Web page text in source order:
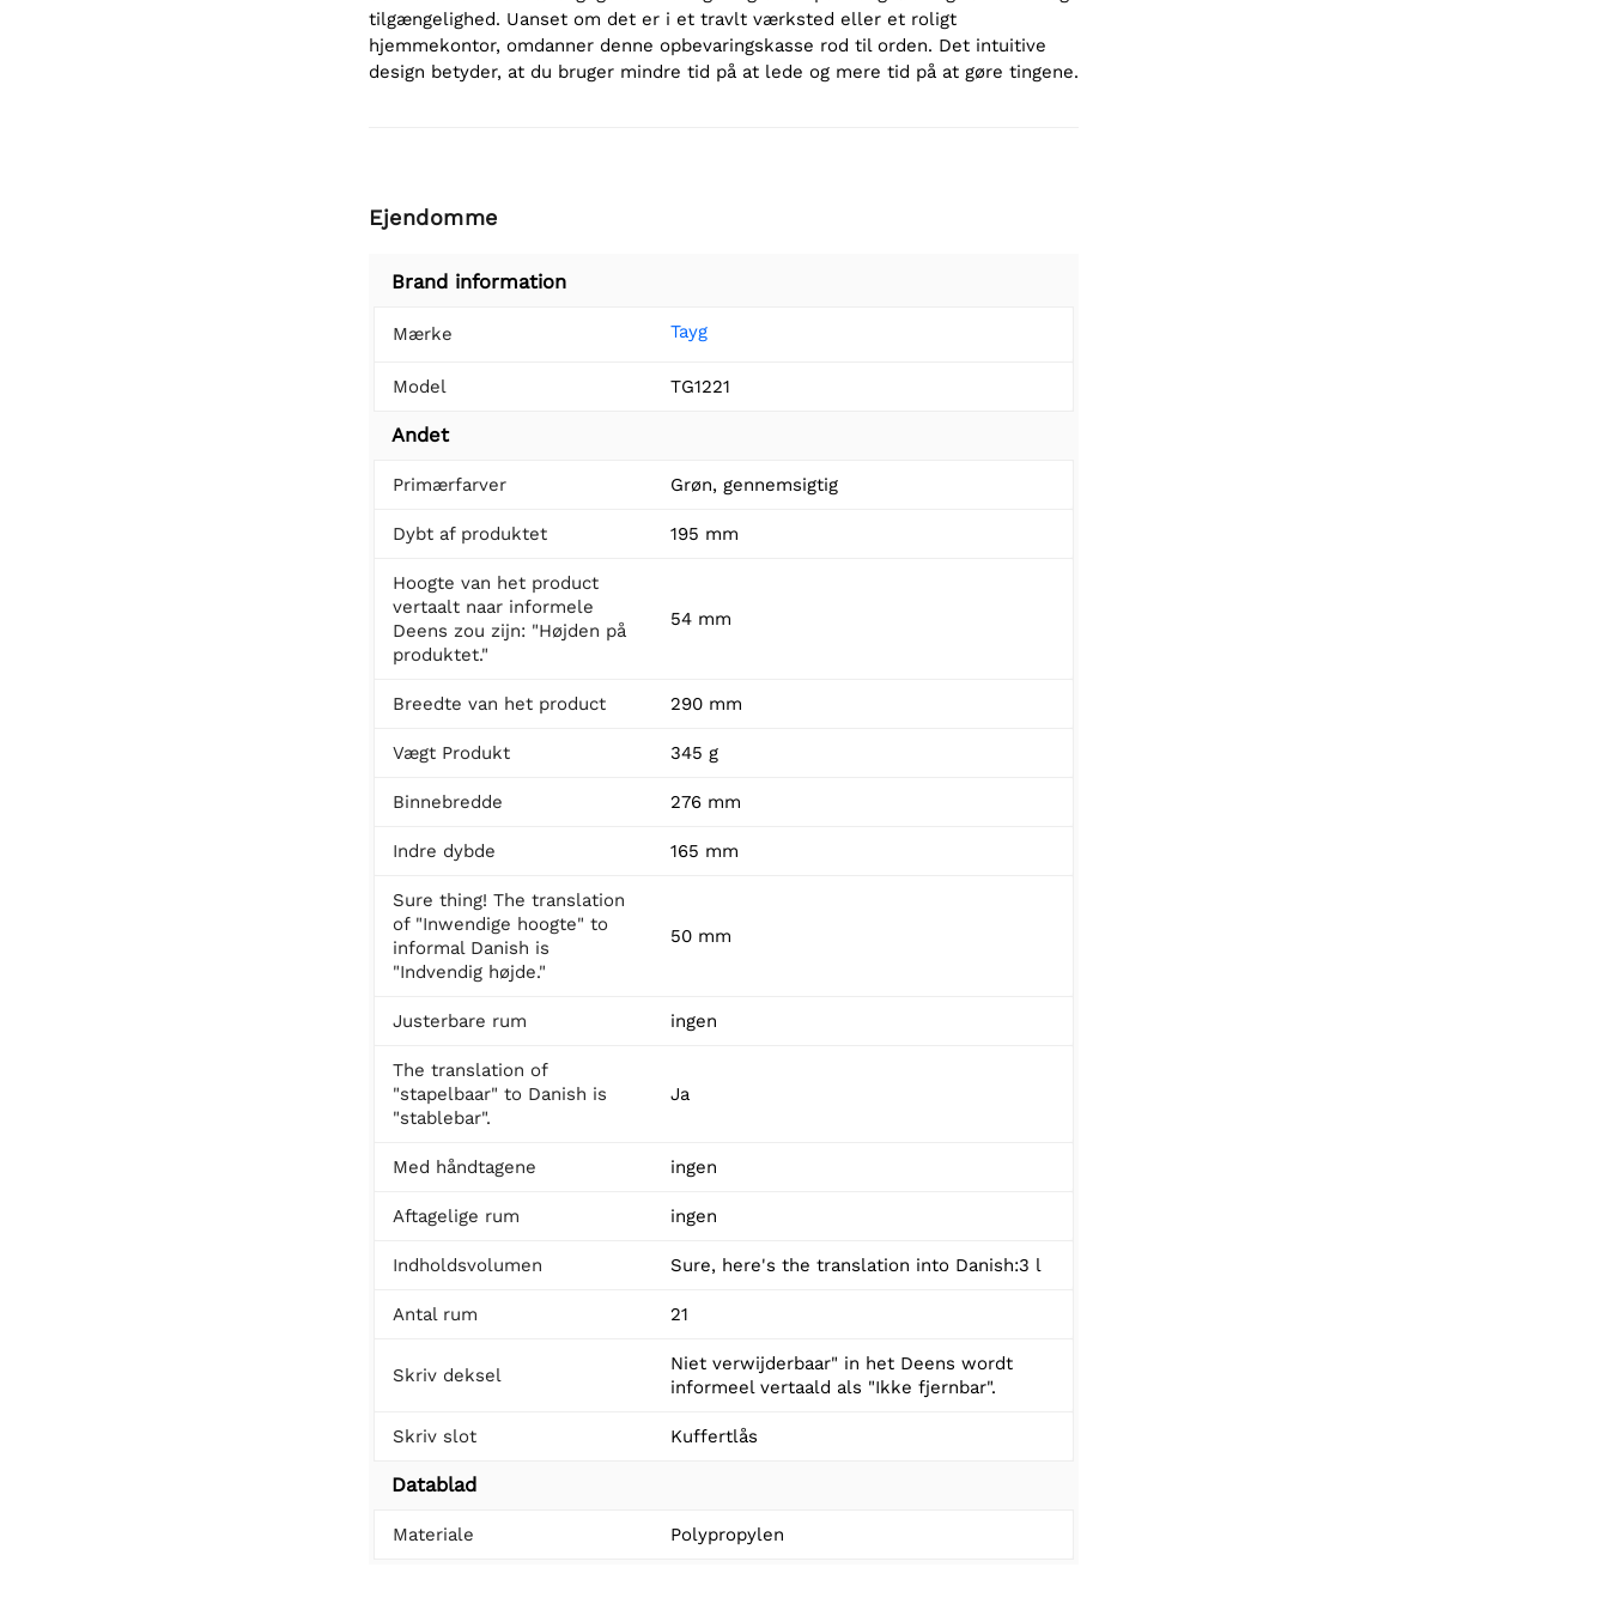
tilgængelighed. Uanset om det er i et travlt værksted eller et roligt
hjemmekontor, omdanner denne opbevaringskasse rod til orden. Det intuitive
design betyder, at du bruger mindre tid på at lede og mere tid på at gøre tingene.
Ejendomme
Brand information
Mærke Tayg
Model TG1221
Andet
Primærfarver Grøn, gennemsigtig
Dybt af produktet 195 mm
Hoogte van het product
vertaalt naar informele
Deens zou zijn: "Højden på
produktet."
54 mm
Breedte van het product 290 mm
Vægt Produkt 345 g
Binnebredde 276 mm
Indre dybde 165 mm
Sure thing! The translation
of "Inwendige hoogte" to
informal Danish is
"Indvendig højde."
50 mm
Justerbare rum ingen
The translation of
"stapelbaar" to Danish is
"stablebar".
Ja
Med håndtagene ingen
Aftagelige rum ingen
Indholdsvolumen Sure, here's the translation into Danish:3 l
Antal rum 21
Skriv deksel
Niet verwijderbaar" in het Deens wordt
informeel vertaald als "Ikke fjernbar".
Skriv slot Kuffertlås
Datablad
Materiale Polypropylen